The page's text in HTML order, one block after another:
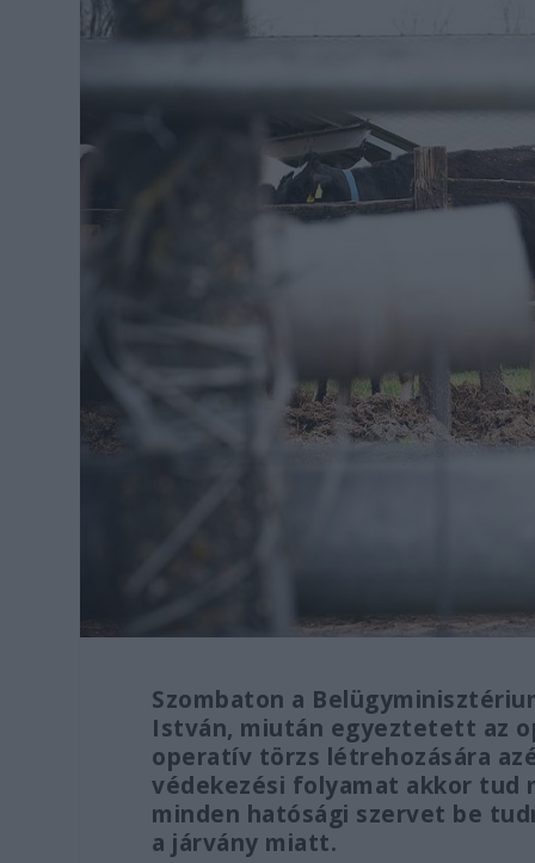
Szombaton a
István, miután egyeztetett az
operatív törzs létrehozására
védekezési folyamat akkor tud
minden hatósági szervet be
a járvány miatt.